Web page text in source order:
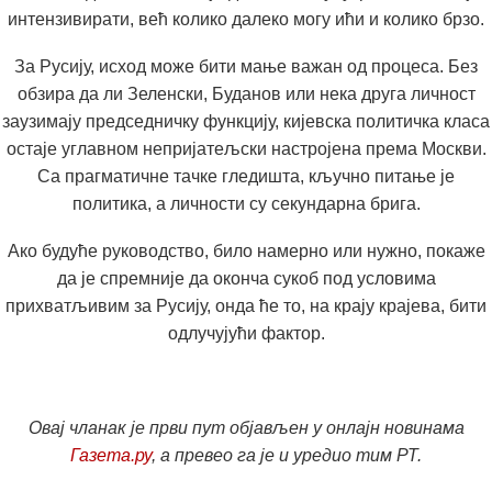
интензивирати, већ колико далеко могу ићи и колико брзо.
За Русију, исход може бити мање важан од процеса. Без
обзира да ли Зеленски, Буданов или нека друга личност
заузимају председничку функцију, кијевска политичка класа
остаје углавном непријатељски настројена према Москви.
Са прагматичне тачке гледишта, кључно питање је
политика, а личности су секундарна брига.
Ако будуће руководство, било намерно или нужно, покаже
да је спремније да оконча сукоб под условима
прихватљивим за Русију, онда ће то, на крају крајева, бити
одлучујући фактор.
Овај чланак је први пут објављен у онлајн новинама
Газета.ру, а превео га је и уредио тим РТ.